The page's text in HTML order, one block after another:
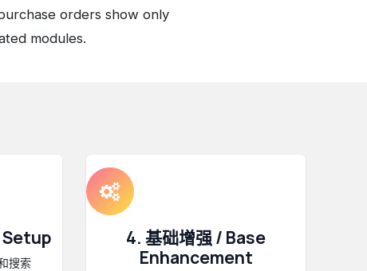
orders show only
modules.
Setup
搜索
4. 基础增强 / Base
Enhancement